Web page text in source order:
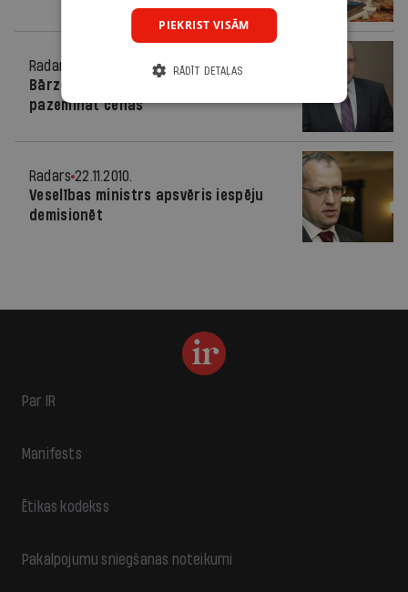
Radars
Bārzdiņš: Jālūdz zāļu ražotājiem
pazemināt cenas
Radars 22.11.2010.
Veselības ministrs apsvēris iespēju
demisionēt
Par IR
Manifests
Ētikas kodekss
Pakalpojumu sniegšanas noteikumi
PIEKRIST VISĀM
RĀDĪT DETAĻAS